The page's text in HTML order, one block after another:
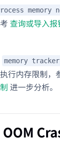
memory
查询或导入
memory
行内存限制，
进一步分析。